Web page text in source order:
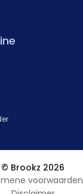
© Brookz 2026
voorwaarden